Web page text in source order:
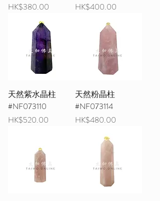
價格
HK$380.00
價格
HK$400.00
天然紫水晶柱
#NF073110
價格
HK$520.00
天然粉晶柱
#NF073114
價格
HK$480.00